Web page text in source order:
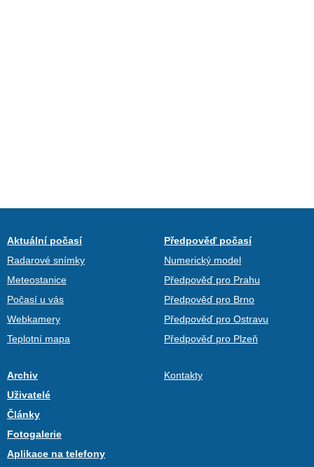
Aktuální počasí
Radarové snímky
Meteostanice
Počasí u vás
Webkamery
Teplotní mapa
Předpověď počasí
Numerický model
Předpověď pro Prahu
Předpověď pro Brno
Předpověď pro Ostravu
Předpověď pro Plzeň
Archiv
Uživatelé
Články
Fotogalerie
Aplikace na telefony
Kontakty